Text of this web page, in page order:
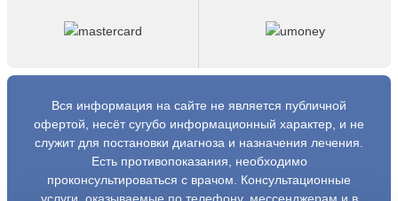
Вся информация на сайте не является публичной
офертой, несёт сугубо информационный характер, и не
служит для постановки диагноза и назначения лечения.
Есть противопоказания, необходимо
проконсультироваться с врачом. Консультационные